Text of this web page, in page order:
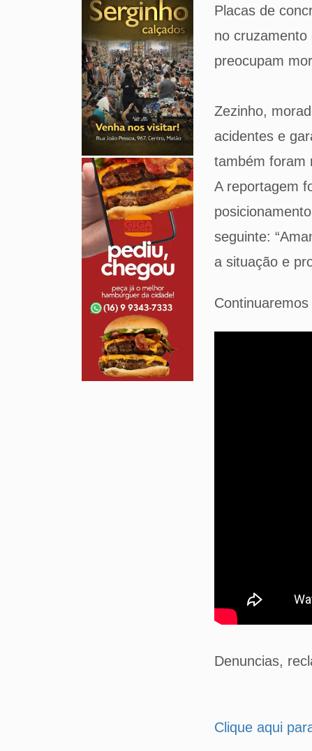
Placas de
no cruzamento
preocupam
Zezinho,
acidentes e
também foram
A reportagem
seguinte:
a situação e
Denuncias,
Clique aqui